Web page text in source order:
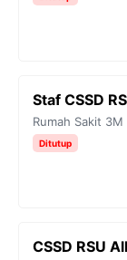
Staf CSSD
Rumah Sakit 3M
Ditutup
CSSD RSU